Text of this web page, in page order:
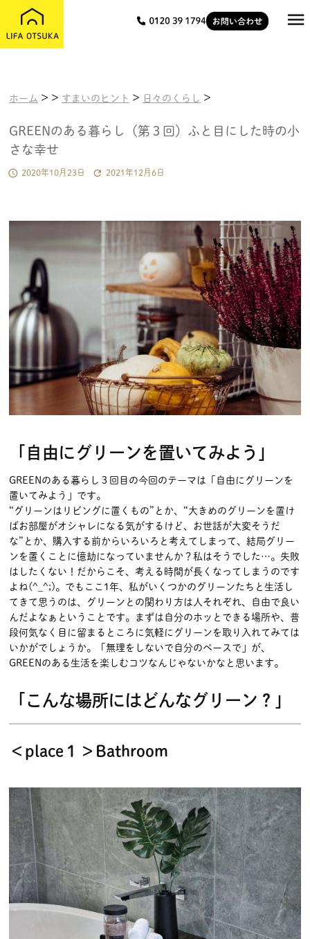

ホーム > > すまいのヒント > 日々のくらし >
GREENのある暮らし（第３回）ふと目にした時の小
さな幸せ
 2020年10月23日  2021年12月6日
「自由にグリーンを置いてみよう」
GREENのある暮らし３回目の今回のテーマは「自由にグリーンを
置いてみよう」です。
“グリーンはリビングに置くもの”とか、“大きめのグリーンを置け
ばお部屋がオシャレになる気がするけど、お世話が大変そうだ
な”とか、購入する前からいろいろと考えてしまって、結局グリー
ンを置くことに億劫になっていませんか？私はそうでした…。失敗
はしたくない！だからこそ、考える時間が長くなってしまうのです
よね(^_^;)。でもここ1年、私がいくつかのグリーンたちと生活し
てきて思うのは、グリーンとの関わり方は人それぞれ、自由で良い
んだよなぁということです。まずは自分のホッとできる場所や、普
段何気なく目に留まるところに気軽にグリーンを取り入れてみては
いかがでしょうか。「無理をしないで自分のペースで」が、
GREENのある生活を楽しむコツなんじゃないかなと思います。
「こんな場所にはどんなグリーン？」
＜place１＞Bathroom